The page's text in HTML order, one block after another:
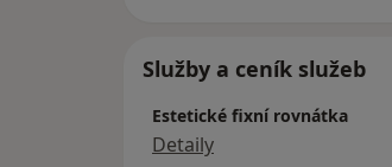
Služby a ceník služeb
Estetické fixní rovnátka
Detaily